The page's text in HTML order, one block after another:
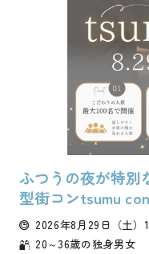
ふつうの夜が特別
型街コンtsumu
2026年8月29日 （土）
20～36歳の独身男女